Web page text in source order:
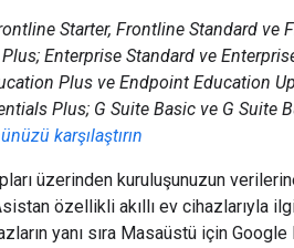
Starter, Frontline Standard ve
Enterprise Standard ve
Plus ve Endpoint Education
Plus; G Suite Basic ve G Suite
karşılaştırın
üzerinden kuruluşunuzun
özellikli akıllı ev cihazlarıyla
yanı sıra Masaüstü için